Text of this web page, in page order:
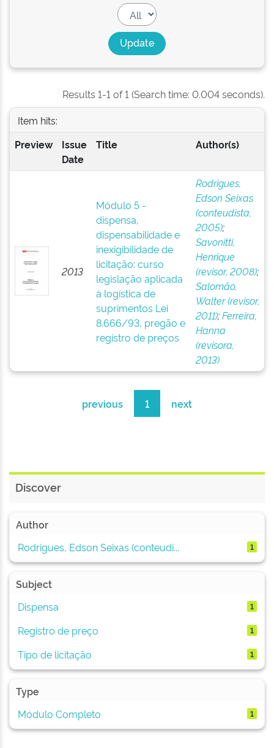
Results 1-1 of 1 (Search time: 0.004 seconds).
Item hits:
Preview
Issue
Date
Title Author(s)
2013
Módulo 5 -
dispensa,
dispensabilidade e
inexigibilidade de
licitação: curso
legislação aplicada
à logística de
suprimentos Lei
8.666/93, pregão e
registro de preços
Rodrigues,
Edson Seixas
(conteudista,
2005);
Savonitti,
Henrique
(revisor, 2008);
Salomão,
Walter (revisor,
2011);Ferreira,
Hanna
(revisora,
2013)
previous 1 next
Discover
Author
Rodrigues, Edson Seixas (conteudi...
1
Subject
Dispensa
1
Registro de preço 1
Tipo de licitação 1
Type
Módulo Completo
1